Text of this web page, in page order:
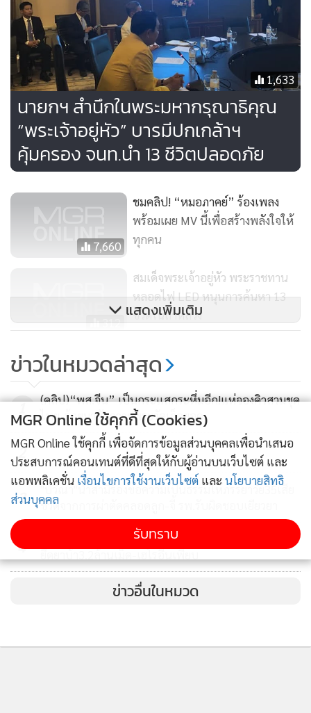
1,633
นายกฯ สำนึกในพระมหากรุณาธิคุณ
“พระเจ้าอยู่หัว” บารมีปกเกล้าฯ
คุ้มครอง จนท.นำ 13 ชีวิตปลอดภัย
7,660
ชมคลิป! “หมอภาคย์” ร้องเพลง
พร้อมเผย MV นี้เพื่อสร้างพลังใจให้
ทุกคน
312
สมเด็จพระเจ้าอยู่หัว พระราชทาน
หลอดไฟ LED หนุนการค้นหา 13
ชีวิตในถ้ำหลวง
20,697
เจ็บหนัก รอซีลฟันธงจะให้ออกจาก
ถ้ำได้วันไหน
แสดงเพิ่มเติม
ข่าวในหมวดล่าสุด
1
(คลิป)“พส.จีน” เป็นกระแสกระหึ่มอีก!แห่จองคิวสวมชุด
ไทย-ร้อยมาลัยถวายพระวัดเจ็ดยอด
2
3
"ปวีณา"นำสามีร้องขอความเป็นธรรมให้ภรรยาวัย35เสีย
ชีวิตจากการผ่าตัดคลอดลูก-จี้ รพ.รับผิดชอบเยียวยา
4
ตร.ภาค5จับเครือข่ายแก๊งค้ายาเสพติดข้ามชาติ3คดีรวด
ยึดยาบ้า3.2ล้านเม็ด-เฮโรอีนเพียบ
ข่าวอื่นในหมวด
MGR Online ใช้คุกกี้ (Cookies)
MGR Online ใช้คุกกี้ เพื่อจัดการข้อมูลส่วนบุคคลเพื่อนำเสนอ
ประสบการณ์คอนเทนต์ที่ดีที่สุดให้กับผู้อ่านบนเว็บไซต์ และ
แอพพลิเคชั่น เงื่อนไขการใช้งานเว็บไซต์ และ นโยบายสิทธิ
ส่วนบุคคล
รับทราบ